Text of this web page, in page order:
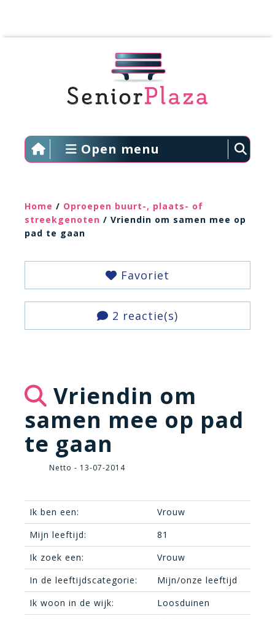
Open menu
Home / Oproepen buurt-, plaats- of
streekgenoten / Vriendin om samen mee op
pad te gaan
Favoriet
2 reactie(s)
Vriendin om
samen mee op pad
te gaan
Netto - 13-07-2014
Ik ben een:
Vrouw
Mijn leeftijd:
81
Ik zoek een:
Vrouw
In de leeftijdscategorie:
Mijn/onze leeftijd
Ik woon in de wijk:
Loosduinen